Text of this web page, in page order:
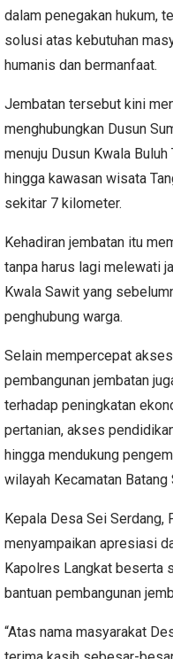
dalam penegakan hukum,
solusi atas kebutuhan
humanis dan bermanfaat.
Jembatan tersebut kini
menghubungkan Dusun
menuju Dusun Kwala
hingga kawasan wisata
sekitar 7 kilometer.
Kehadiran jembatan itu
tanpa harus lagi melewati
Kwala Sawit yang
penghubung warga.
Selain mempercepat
pembangunan jembatan
terhadap peningkatan
pertanian, akses
hingga mendukung
wilayah Kecamatan Batang
Kepala Desa Sei Serdang,
menyampaikan apresiasi
Kapolres Langkat beserta
bantuan pembangunan
“Atas nama masyarakat